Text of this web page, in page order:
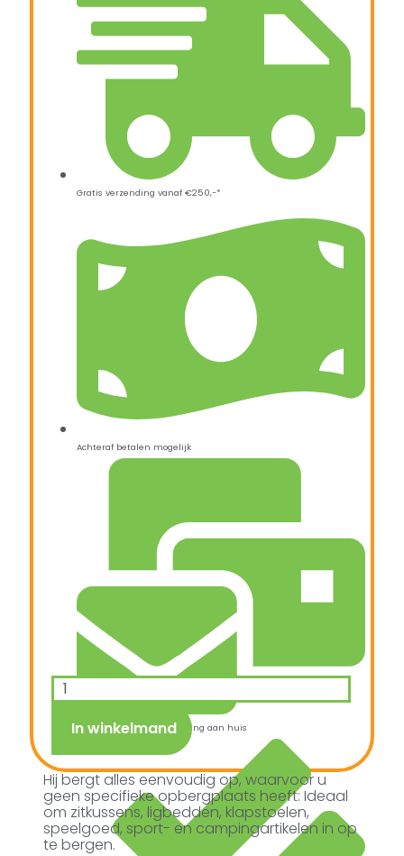
Gratis verzending vanaf €250,-*
Achteraf betalen mogelijk
Snelle verzending & levering aan huis
In winkelmand
Hij bergt alles eenvoudig op, waarvoor u
geen specifieke opbergplaats heeft: Ideaal
om zitkussens, ligbedden, klapstoelen,
speelgoed, sport- en campingartikelen in op
te bergen.